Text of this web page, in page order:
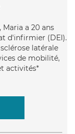
a 20 ans
d'infirmier (DEI).
latérale
de mobilité,
activités*